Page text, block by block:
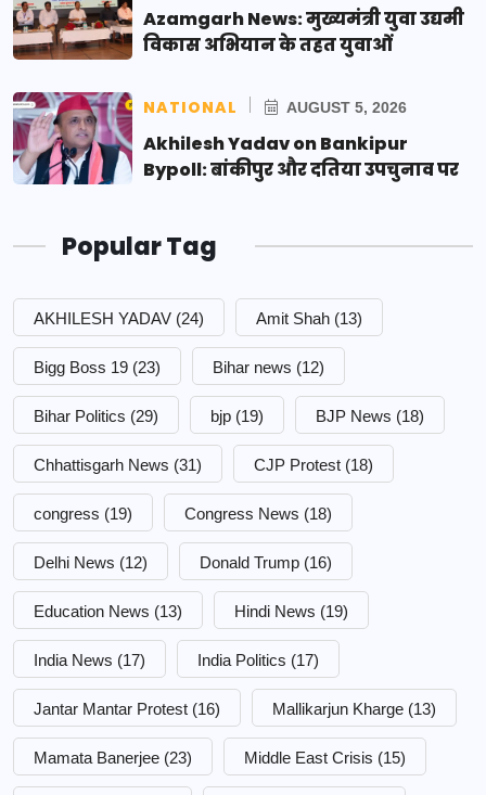
Azamgarh News: मुख्यमंत्री युवा उद्यमी
विकास अभियान के तहत युवाओं
NATIONAL AUGUST 5, 2026
Akhilesh Yadav on Bankipur
Bypoll: बांकीपुर और दतिया उपचुनाव पर
Popular Tag
AKHILESH YADAV (24) Amit Shah (13)
Bigg Boss 19 (23) Bihar news (12)
Bihar Politics (29) bjp (19) BJP News (18)
Chhattisgarh News (31) CJP Protest (18)
congress (19) Congress News (18)
Delhi News (12) Donald Trump (16)
Education News (13) Hindi News (19)
India News (17) India Politics (17)
Jantar Mantar Protest (16) Mallikarjun Kharge (13)
Mamata Banerjee (23) Middle East Crisis (15)